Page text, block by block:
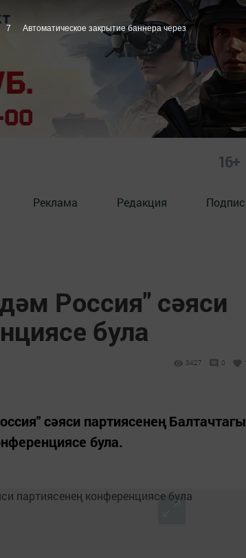
16+
Реклама Редакция
Россия" сәяси
була
3427 0
сәяси партиясенең Балтачтагы
була.
6 Автоматическое закрытие баннера через